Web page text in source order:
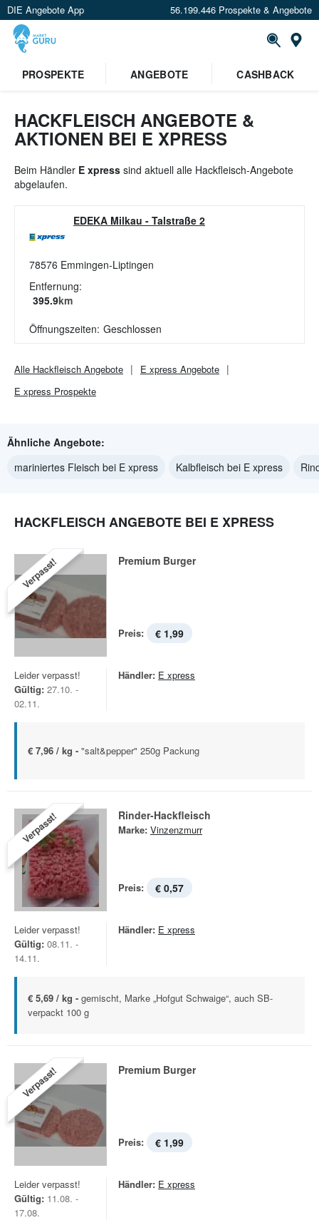
DIE Angebote App 56.199.446 Prospekte & Angebote
Standort festlegen
PROSPEKTE ANGEBOTE CASHBACK
HACKFLEISCH ANGEBOTE &
AKTIONEN BEI E XPRESS
Beim Händler E xpress sind aktuell alle Hackfleisch-Angebote
abgelaufen.
EDEKA Milkau - Talstraße 2
78576 Emmingen-Liptingen
Entfernung:
395.9km
Öffnungszeiten: Geschlossen
Alle Hackfleisch Angebote E xpress Angebote
E xpress Prospekte
Ähnliche Angebote:
mariniertes Fleisch bei E xpress
Kalbfleisch bei E xpress
HACKFLEISCH ANGEBOTE BEI E XPRESS
Verpasst! Premium Burger
Preis: € 1,99
Leider verpasst!
Gültig: 27.10. -
02.11.
Händler: E xpress
€ 7,96 / kg - "salt&pepper" 250g Packung
Verpasst! Rinder-Hackfleisch
Marke: Vinzenzmurr
Preis: € 0,57
Leider verpasst!
Gültig: 08.11. -
14.11.
Händler: E xpress
€ 5,69 / kg - gemischt, Marke „Hofgut Schwaige“, auch SB-
verpackt 100 g
Verpasst! Premium Burger
Preis: € 1,99
Leider verpasst!
Gültig: 11.08. -
17.08.
Händler: E xpress